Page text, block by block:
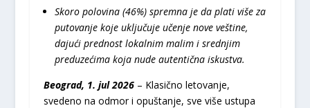
Skoro polovina (46%) spremna je da plati više za
putovanje koje uključuje učenje nove veštine,
dajući prednost lokalnim malim i srednjim
preduzećima koja nude autentična iskustva.
Beograd, 1. jul 2026 – Klasično letovanje,
svedeno na odmor i opuštanje, sve više ustupa